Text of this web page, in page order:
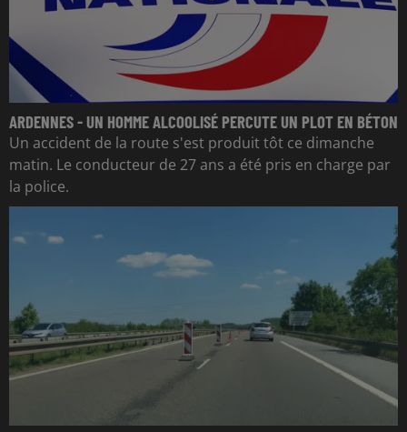
ARDENNES - UN HOMME ALCOOLISÉ PERCUTE UN PLOT EN BÉTON
Un accident de la route s'est produit tôt ce dimanche
matin. Le conducteur de 27 ans a été pris en charge par
la police.